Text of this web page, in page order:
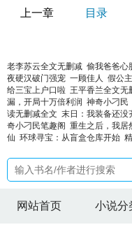
上一章 目录
老李苏云全文无删减 偷我爸爸心
夜硬汉破门强宠 一顾佳人 假公
给三宝上户口啦 王平香兰全文无
漏，开局十万倍利润 神奇小刁民
读无删减全文 末日：我装备还没
奇小刁民笔趣阁 重生之后，我居
仙 环球寻宝：从盲盒仓库开始
网站首页 小说分